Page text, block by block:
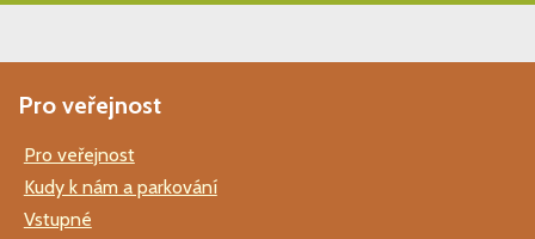
Pro veřejnost
Pro veřejnost
Kudy k nám a parkování
Vstupné